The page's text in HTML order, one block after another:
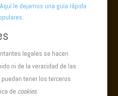
Aquí le dejamos una guía rápida
.
legales se hacen
ni de la veracidad de las
tener los terceros
de cookies.